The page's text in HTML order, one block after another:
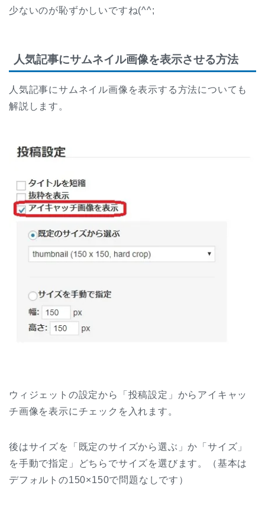
少ないのが恥ずかしいですね(^^;
人気記事にサムネイル画像を表示させる方法
人気記事にサムネイル画像を表示する方法についても
解説します。
ウィジェットの設定から「投稿設定」からアイキャッ
チ画像を表示にチェックを入れます。
後はサイズを「既定のサイズから選ぶ」か「サイズ」
を手動で指定」どちらでサイズを選びます。（基本は
デフォルトの150×150で問題なしです）